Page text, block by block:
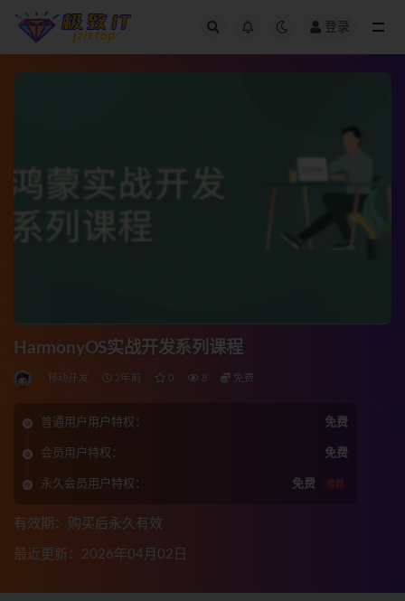
登录
HarmonyOS实战开发系列课程
移动开发 2年前 0 8 免费
普通用户用户特权： 免费
会员用户特权： 免费
永久会员用户特权： 免费 推荐
有效期：购买后永久有效
最近更新：2026年04月02日